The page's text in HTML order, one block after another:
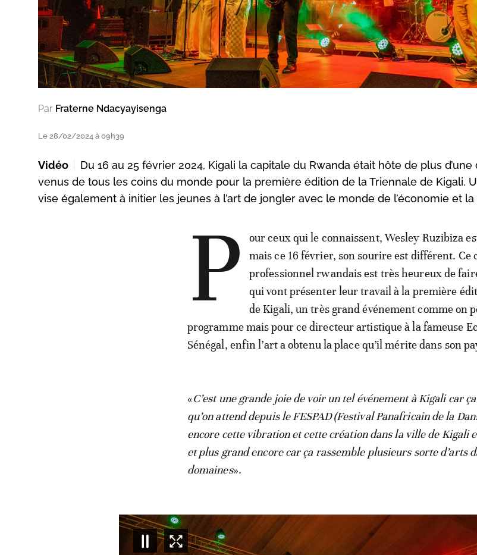
Par Fraterne Ndacyayisenga
Le 28/02/2024 à 09h39
Vidéo
Du 16 au 25 février 2024, Kigali la capitale du Rwanda était hôte de plus d’une
venus de tous les coins du monde pour la première édition de la Triennale de Kigali.
vise également à initier les jeunes à l’art de jongler avec le monde de l’économie et
P
our ceux qui le connaissent, Wesley Ruzibiza
mais ce 16 février, son sourire est différent. Ce
professionnel rwandais est très heureux de
qui vont présenter leur travail à la première
de Kigali, un très grand événement comme on
programme mais pour ce directeur artistique à la fameuse
Sénégal, enfin l’art a obtenu la place qu’il mérite dans son
«C’est une grande joie de voir un tel événement à Kigali car
qu’on attend depuis le FESPAD (Festival Panafricain de la
encore cette vibration et cette création dans la ville de Kigali
et plus grand encore car ça rassemble plusieurs sorte d’arts
domaines».